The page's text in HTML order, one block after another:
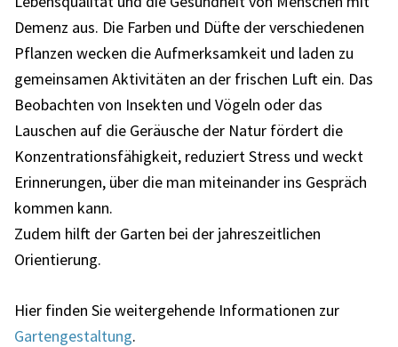
Demenz aus. Die Farben und Düfte der verschiedenen
Pflanzen wecken die Aufmerksamkeit und laden zu
gemeinsamen Aktivitäten an der frischen Luft ein. Das
Beobachten von Insekten und Vögeln oder das
Lauschen auf die Geräusche der Natur fördert die
Konzentrationsfähigkeit, reduziert Stress und weckt
Erinnerungen, über die man miteinander ins Gespräch
kommen kann.
Zudem hilft der Garten bei der jahreszeitlichen
Orientierung.
Hier finden Sie weitergehende Informationen zur
Gartengestaltung.